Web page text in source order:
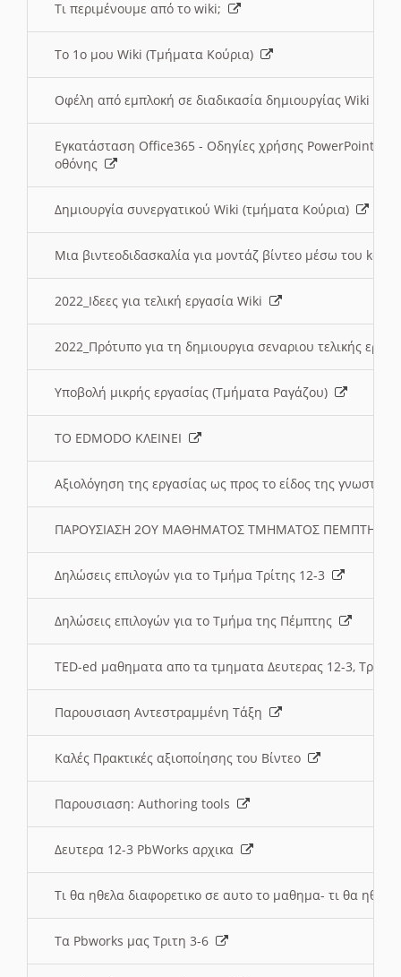
Τι περιμένουμε από το wiki;
Το 1ο μου Wiki (Τμήματα Κούρια)
Οφέλη από εμπλοκή σε διαδικασία δημιουργίας Wiki
Εγκατάσταση Office365 - Οδηγίες χρήσης PowerPoint
οθόνης
Δημιουργία συνεργατικού Wiki (τμήματα Κούρια)
Μια βιντεοδιδασκαλία για μοντάζ βίντεο μέσω του
2022_Ιδεες για τελική εργασία Wiki
2022_Πρότυπο για τη δημιουργια σεναριου τελικής
Υποβολή μικρής εργασίας (Τμήματα Ραγάζου)
ΤΟ EDMODO ΚΛΕΙΝΕΙ
Αξιολόγηση της εργασίας ως προς το είδος της
ΠΑΡΟΥΣΙΑΣΗ 2ΟΥ ΜΑΘΗΜΑΤΟΣ ΤΜΗΜΑΤΟΣ
Δηλώσεις επιλογών για το Τμήμα Τρίτης 12-3
Δηλώσεις επιλογών για το Τμήμα της Πέμπτης
TED-ed μαθηματα απο τα τμηματα Δευτερας 12-3,
Παρουσιαση Αντεστραμμένη Τάξη
Καλές Πρακτικές αξιοποίησης του Βίντεο
Παρουσιαση: Authoring tools
Δευτερα 12-3 PbWorks αρχικα
Τι θα ηθελα διαφορετικο σε αυτο το μαθημα- τι θα
Τα Pbworks μας Τριτη 3-6